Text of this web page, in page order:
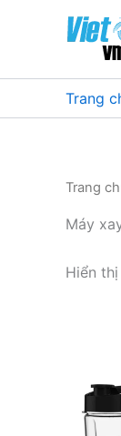
dung
Trang
Trang
Máy
Hiển